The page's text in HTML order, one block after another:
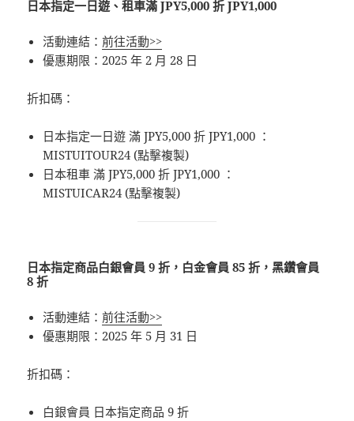
日本指定一日遊、租車滿 JPY5,000 折 JPY1,000
活動連結：前往活動>>
優惠期限：2025 年 2 月 28 日
折扣碼：
日本指定一日遊 滿 JPY5,000 折 JPY1,000 ：
MISTUITOUR24 (點擊複製)
日本租車 滿 JPY5,000 折 JPY1,000 ：
MISTUICAR24 (點擊複製)
日本指定商品白銀會員 9 折，白金會員 85 折，黑鑽會員
8 折
活動連結：前往活動>>
優惠期限：2025 年 5 月 31 日
折扣碼：
白銀會員 日本指定商品 9 折